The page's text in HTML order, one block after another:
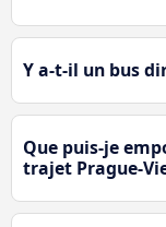
Y a-t-il un bus
Que puis-je
trajet Prague-